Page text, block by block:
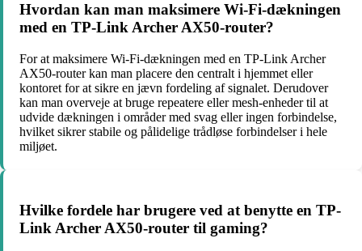
Hvordan kan man maksimere Wi-Fi-dækningen
med en TP-Link Archer AX50-router?
For at maksimere Wi-Fi-dækningen med en TP-Link Archer
AX50-router kan man placere den centralt i hjemmet eller
kontoret for at sikre en jævn fordeling af signalet. Derudover
kan man overveje at bruge repeatere eller mesh-enheder til at
udvide dækningen i områder med svag eller ingen forbindelse,
hvilket sikrer stabile og pålidelige trådløse forbindelser i hele
miljøet.
Hvilke fordele har brugere ved at benytte en TP-
Link Archer AX50-router til gaming?